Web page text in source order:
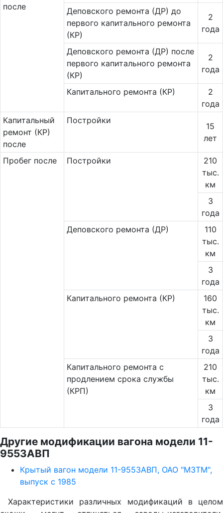
после
Деповского ремонта (ДР) до
первого капитального ремонта
(КР)
2
года
Деповского ремонта (ДР) после
первого капитального ремонта
(КР)
2
года
Капитального ремонта (КР)
2
года
Ка­пи­таль­ный
ремонт (КР)
после
Постройки
15
лет
Пробег после Постройки
210
тыс.
км
3
года
Деповского ремонта (ДР)
110
тыс.
км
3
года
Капитального ремонта (КР)
160
тыс.
км
3
года
Капитального ремонта с
продлением срока службы
(КРП)
210
тыс.
км
3
года
Другие модификации вагона модели 11-
9553АВП
Крытый вагон модели 11-9553АВП, ОАО "МЗТМ",
выпуск с 1985
Характеристики различных модификаций в целом